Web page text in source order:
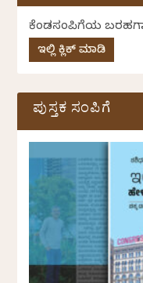
ಕೆಂಡಸಂಪಿಗೆಯ
ಇಲ್ಲಿ ಕ್ಲಿಕ್ ಮಾಡಿ
ಪುಸ್ತಕ ಸಂಪಿಗೆ